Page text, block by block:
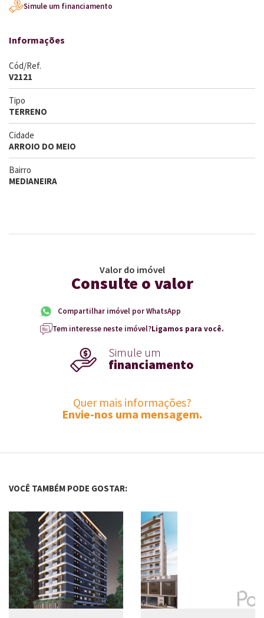
Simule um financiamento
Informações
Cód/Ref.
V2121
Tipo
TERRENO
Cidade
ARROIO DO MEIO
Bairro
MEDIANEIRA
Valor do imóvel
Consulte o valor
Compartilhar imóvel por WhatsApp
Tem interesse neste imóvel?Ligamos para você.
Simule um
financiamento
Quer mais informações?
Envie-nos uma mensagem.
VOCÊ TAMBÉM PODE GOSTAR: